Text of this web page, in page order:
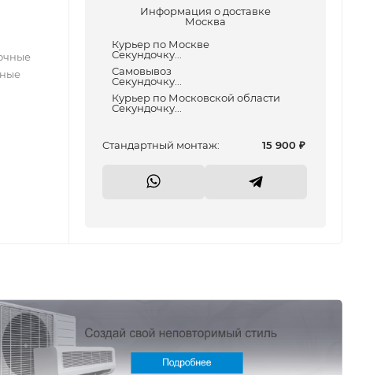
Информация о доставке
Москва
Курьер по Москве
Секундочку...
Самовывоз
Секундочку...
Курьер по Московской области
Секундочку...
Cтандартный монтаж: 15 900 ₽